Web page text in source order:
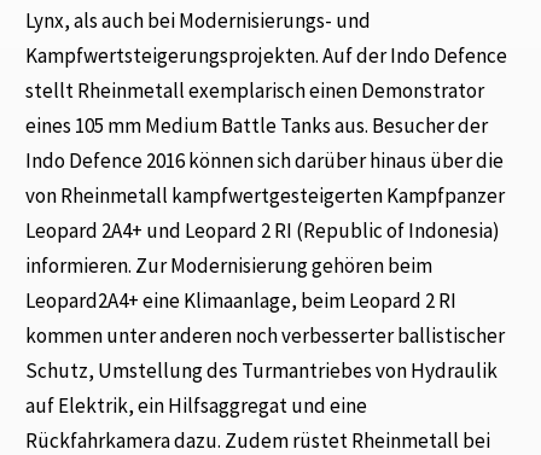
Lynx, als auch bei Modernisierungs- und
Kampfwertsteigerungsprojekten. Auf der Indo Defence
stellt Rheinmetall exemplarisch einen Demonstrator
eines 105 mm Medium Battle Tanks aus. Besucher der
Indo Defence 2016 können sich darüber hinaus über die
von Rheinmetall kampfwertgesteigerten Kampfpanzer
Leopard 2A4+ und Leopard 2 RI (Republic of Indonesia)
informieren. Zur Modernisierung gehören beim
Leopard2A4+ eine Klimaanlage, beim Leopard 2 RI
kommen unter anderen noch verbesserter ballistischer
Schutz, Umstellung des Turmantriebes von Hydraulik
auf Elektrik, ein Hilfsaggregat und eine
Rückfahrkamera dazu. Zudem rüstet Rheinmetall bei